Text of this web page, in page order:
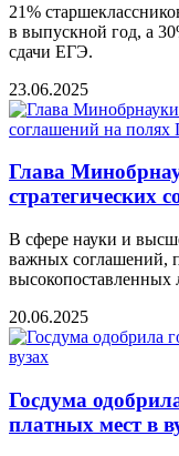
21%
в выпускной год, а
сдачи ЕГЭ.
23.06.2025
Глава
В сфере науки и
важных соглашений,
высокопоставленных
20.06.2025
Госдума
платных мест в